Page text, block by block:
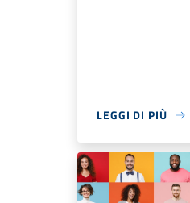
LEGGI DI PIÙ